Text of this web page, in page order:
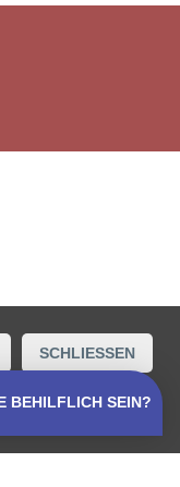
SCHLIESSEN
BEHILFLICH SEIN?